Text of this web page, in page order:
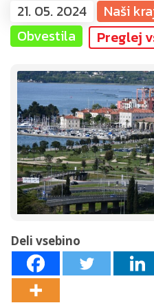
21. 05. 2024 Naši
Obvestila
Preglej
Deli vsebino